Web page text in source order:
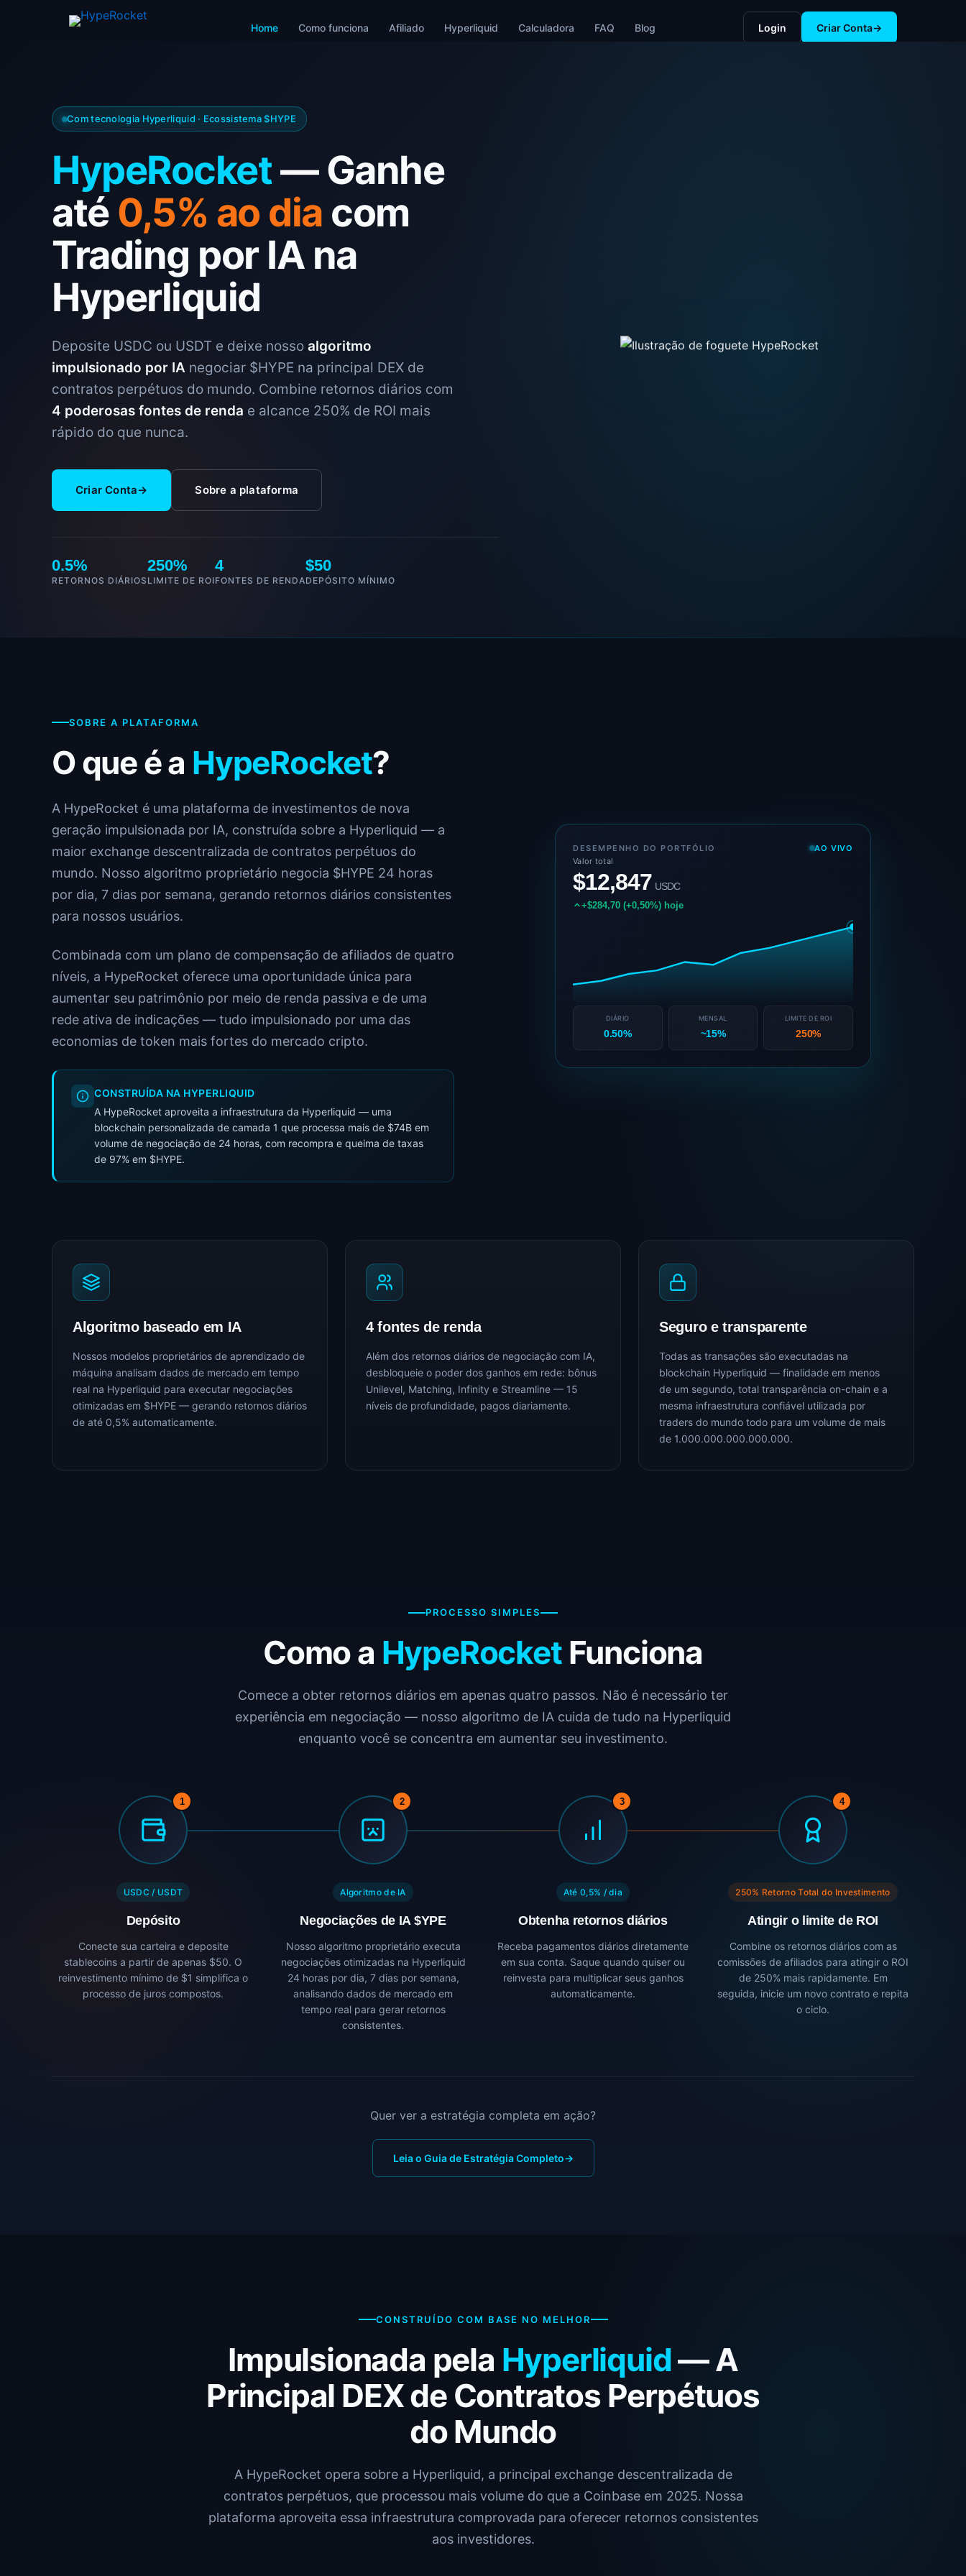
Home Como funciona Afiliado Hyperliquid Calculadora FAQ Blog Login Criar Conta→
Com tecnologia Hyperliquid · Ecossistema $HYPE
HypeRocket— Ganhe
até 0,5% ao dia com
Trading por IA na
Hyperliquid
Deposite USDC ou USDT e deixe nosso algoritmo
impulsionado por IA negociar $HYPE na principal DEX de
contratos perpétuos do mundo. Combine retornos diários com
4 poderosas fontes de renda e alcance 250% de ROI mais
rápido do que nunca.
Criar Conta→ Sobre a plataforma
0.5%
RETORNOS DIÁRIOS
250%
LIMITE DE ROI
4
FONTES DE RENDA
$50
DEPÓSITO MÍNIMO
SOBRE A PLATAFORMA
O que é a HypeRocket?
A HypeRocket é uma plataforma de investimentos de nova
geração impulsionada por IA, construída sobre a Hyperliquid — a
maior exchange descentralizada de contratos perpétuos do
mundo. Nosso algoritmo proprietário negocia $HYPE 24 horas
por dia, 7 dias por semana, gerando retornos diários consistentes
para nossos usuários.
Combinada com um plano de compensação de afiliados de quatro
níveis, a HypeRocket oferece uma oportunidade única para
aumentar seu patrimônio por meio de renda passiva e de uma
rede ativa de indicações — tudo impulsionado por uma das
economias de token mais fortes do mercado cripto.
CONSTRUÍDA NA HYPERLIQUID
A HypeRocket aproveita a infraestrutura da Hyperliquid — uma
blockchain personalizada de camada 1 que processa mais de $74B em
volume de negociação de 24 horas, com recompra e queima de taxas
de 97% em $HYPE.
DESEMPENHO DO PORTFÓLIO
AO VIVO
Valor total
$12,847 USDC
+$284,70 (+0,50%) hoje
DIÁRIO
0.50%
MENSAL
~15%
LIMITE DE ROI
250%
Algoritmo baseado em IA
Nossos modelos proprietários de aprendizado de
máquina analisam dados de mercado em tempo
real na Hyperliquid para executar negociações
otimizadas em $HYPE — gerando retornos diários
de até 0,5% automaticamente.
4 fontes de renda
Além dos retornos diários de negociação com IA,
desbloqueie o poder dos ganhos em rede: bônus
Unilevel, Matching, Infinity e Streamline — 15
níveis de profundidade, pagos diariamente.
Seguro e transparente
Todas as transações são executadas na
blockchain Hyperliquid — finalidade em menos
de um segundo, total transparência on-chain e a
mesma infraestrutura confiável utilizada por
traders do mundo todo para um volume de mais
de 1.000.000.000.000.000.
PROCESSO SIMPLES
Como a HypeRocketFunciona
Comece a obter retornos diários em apenas quatro passos. Não é necessário ter
experiência em negociação — nosso algoritmo de IA cuida de tudo na Hyperliquid
enquanto você se concentra em aumentar seu investimento.
1
USDC / USDT
Depósito
Conecte sua carteira e deposite
stablecoins a partir de apenas $50. O
reinvestimento mínimo de $1 simplifica o
processo de juros compostos.
2
Algoritmo de IA
Negociações de IA $YPE
Nosso algoritmo proprietário executa
negociações otimizadas na Hyperliquid
24 horas por dia, 7 dias por semana,
analisando dados de mercado em
tempo real para gerar retornos
consistentes.
3
Até 0,5% / dia
Obtenha retornos diários
Receba pagamentos diários diretamente
em sua conta. Saque quando quiser ou
reinvesta para multiplicar seus ganhos
automaticamente.
4
250% Retorno Total do Investimento
Atingir o limite de ROI
Combine os retornos diários com as
comissões de afiliados para atingir o ROI
de 250% mais rapidamente. Em
seguida, inicie um novo contrato e repita
o ciclo.
Quer ver a estratégia completa em ação?
Leia o Guia de Estratégia Completo→
CONSTRUÍDO COM BASE NO MELHOR
Impulsionada pela Hyperliquid— A
Principal DEX de Contratos Perpétuos
do Mundo
A HypeRocket opera sobre a Hyperliquid, a principal exchange descentralizada de
contratos perpétuos, que processou mais volume do que a Coinbase em 2025. Nossa
plataforma aproveita essa infraestrutura comprovada para oferecer retornos consistentes
aos investidores.